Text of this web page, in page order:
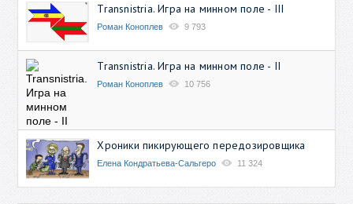
Transnistria. Игра на минном поле - III
Роман Коноплев 9 793
Transnistria. Игра на минном поле - II
Роман Коноплев 10 756
Хроники пикирующего передозировщика
Елена Кондратьева-Сальгеро 11 324